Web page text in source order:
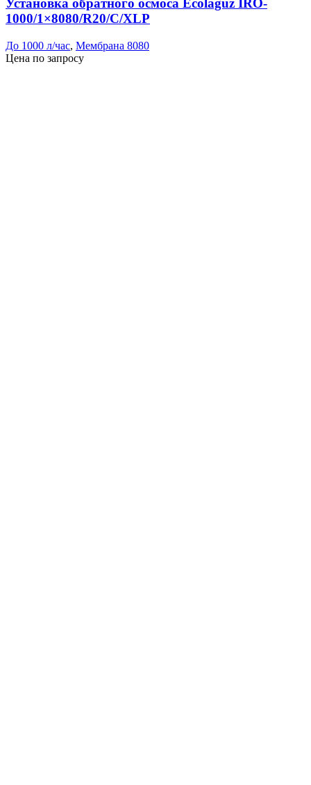
Установка обратного осмоса Ecolaguz IRO-
1000/1×8080/R20/C/XLP
До 1000 л/час, Мембрана 8080
Цена по запросу